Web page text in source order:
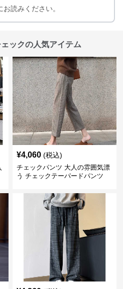
読みください。
ックの人気アイテム
¥4,060 (税込)
チェックパンツ 大人の雰囲気漂
う チェックテーパードパンツ